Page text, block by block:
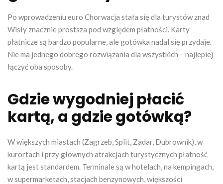
Po wprowadzeniu euro Chorwacja stała się dla turystów znad
Wisły znacznie prostsza pod względem płatności. Karty
płatnicze są bardzo popularne, ale gotówka nadal się przydaje.
Nie ma jednego dobrego rozwiązania dla wszystkich – najlepiej
łączyć oba sposoby.
Gdzie wygodniej płacić
kartą, a gdzie gotówką?
W większych miastach (Zagrzeb, Split, Zadar, Dubrownik), w
kurortach i przy głównych atrakcjach turystycznych płatność
kartą jest standardem. Terminale są w hotelach, na kempingach,
w supermarketach, stacjach benzynowych, większości